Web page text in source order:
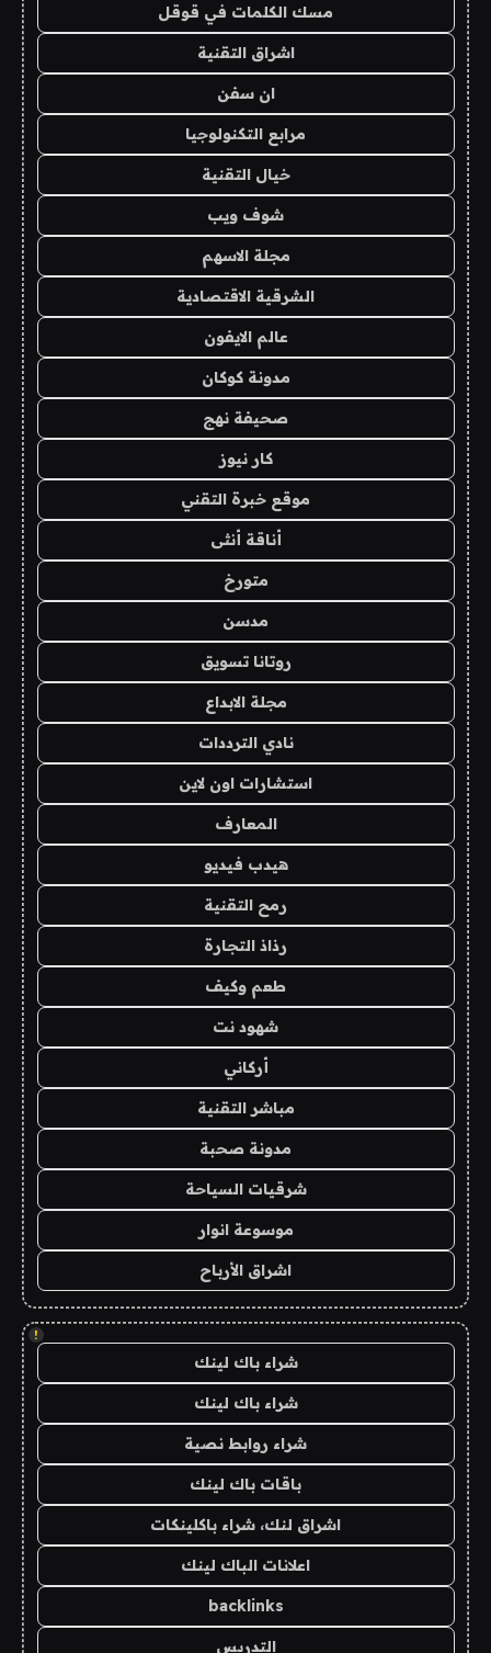
مسك الكلمات في قوقل
اشراق التقنية
ان سفن
مرابع التكنولوجيا
خيال التقنية
شوف ويب
مجلة الاسهم
الشرقية الاقتصادية
عالم الايفون
مدونة كوكان
صحيفة نهج
كار نيوز
موقع خبرة التقني
أناقة أنثى
متورخ
مدسن
روتانا تسويق
مجلة الابداع
نادي الترددات
استشارات اون لاين
المعارف
هيدب فيديو
رمح التقنية
رذاذ التجارة
طعم وكيف
شهود نت
أركاني
مباشر التقنية
مدونة صحبة
شرقيات السياحة
موسوعة انوار
اشراق الأرباح
!
شراء باك لينك
شراء باك لينك
شراء روابط نصية
باقات باك لينك
اشراق لنك، شراء باكلينكات
اعلانات الباك لينك
backlinks
التدريس